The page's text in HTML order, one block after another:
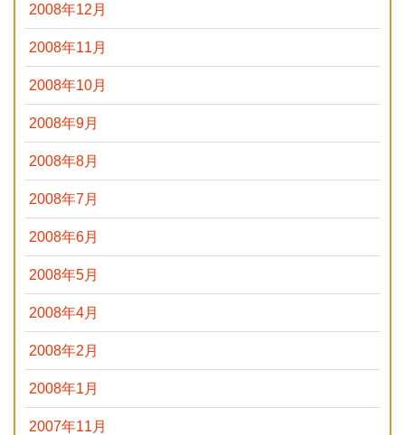
2008年12月
2008年11月
2008年10月
2008年9月
2008年8月
2008年7月
2008年6月
2008年5月
2008年4月
2008年2月
2008年1月
2007年11月